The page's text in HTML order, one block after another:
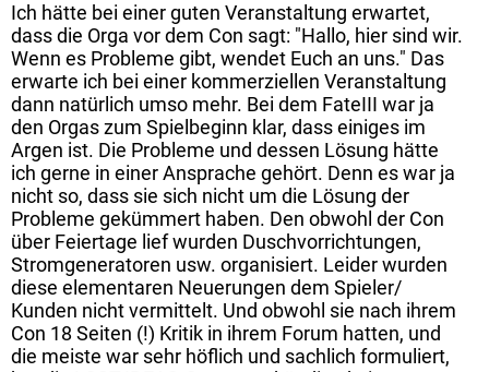
Ich hätte bei einer guten Veranstaltung erwartet,
dass die Orga vor dem Con sagt: "Hallo, hier sind wir.
Wenn es Probleme gibt, wendet Euch an uns." Das
erwarte ich bei einer kommerziellen Veranstaltung
dann natürlich umso mehr. Bei dem FateIII war ja
den Orgas zum Spielbeginn klar, dass einiges im
Argen ist. Die Probleme und dessen Lösung hätte
ich gerne in einer Ansprache gehört. Denn es war ja
nicht so, dass sie sich nicht um die Lösung der
Probleme gekümmert haben. Den obwohl der Con
über Feiertage lief wurden Duschvorrichtungen,
Stromgeneratoren usw. organisiert. Leider wurden
diese elementaren Neuerungen dem Spieler/
Kunden nicht vermittelt. Und obwohl sie nach ihrem
Con 18 Seiten (!) Kritik in ihrem Forum hatten, und
die meiste war sehr höflich und sachlich formuliert,